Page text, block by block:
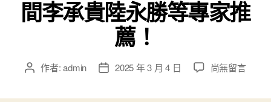
間李承貴陸永勝等專家推
薦！
文 作者:admin
文 2025 年 3 月 4 日
在
尚無留言